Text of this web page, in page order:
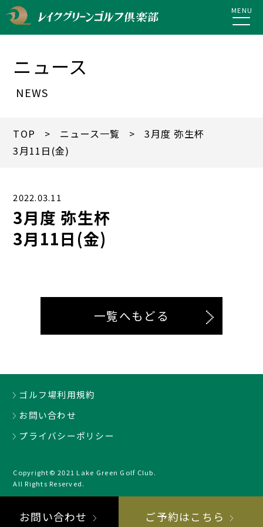
MENU
ニュース
NEWS
TOP > ニュース一覧
> 3月度 弥生杯
3月11日(金)
2022.03.11
3月度 弥生杯
3月11日(金)
一覧へもどる
ゴルフ場利用規約
お問い合わせ
プライバシーポリシー
Copyright© 2021 Lake Green Golf Club.
All Rights Reserved.
お問い合わせ ご予約はこちら